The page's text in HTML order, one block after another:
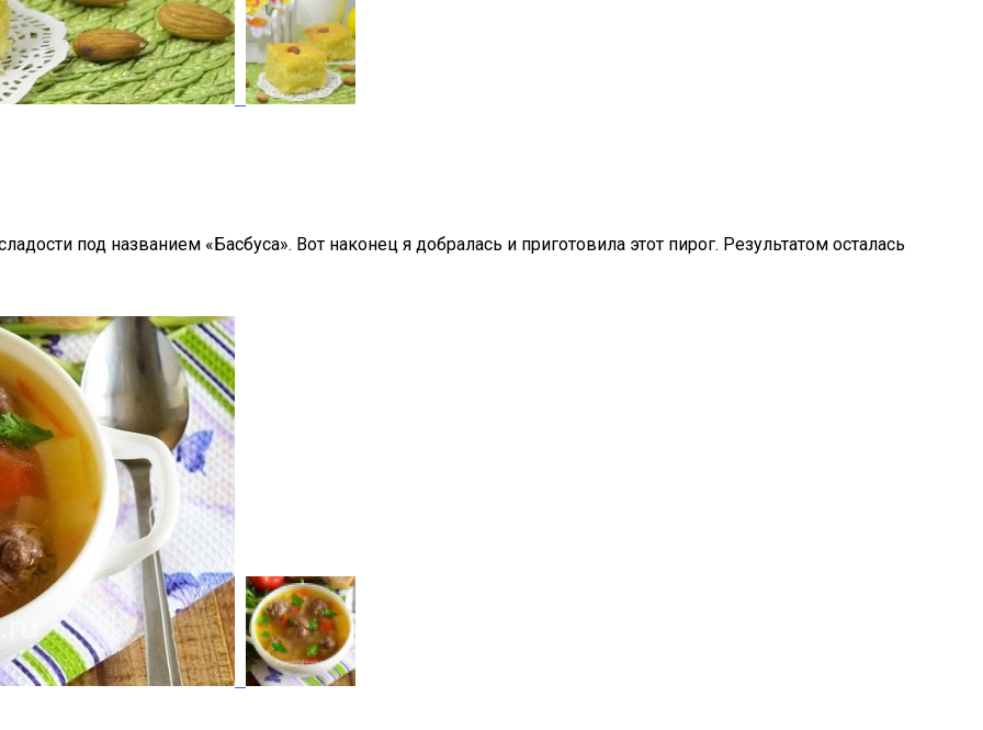
под названием «Басбуса». Вот наконец я добралась и приготовила этот пирог. Результатом осталась